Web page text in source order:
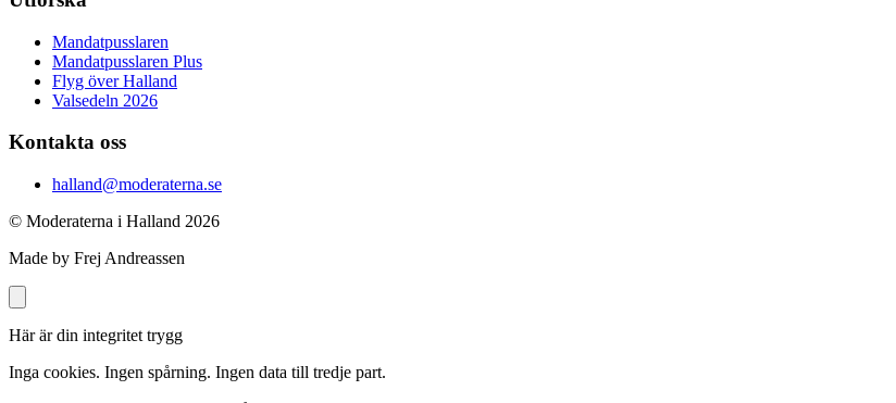
Mandatpusslaren
Mandatpusslaren Plus
Flyg över Halland
Valsedeln 2026
Kontakta oss
halland@moderaterna.se
© Moderaterna i Halland 2026
Made by Frej Andreassen
Här är din integritet trygg
Inga cookies. Ingen spårning. Ingen data till tredje part.